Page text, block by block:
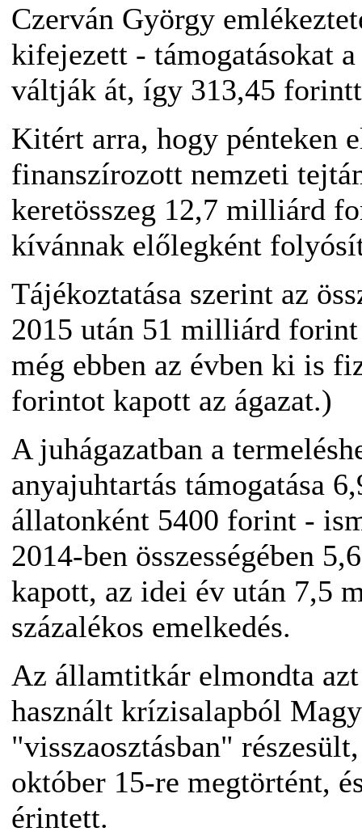
Czerván György
kifejezett - támogatásokat
váltják át, így 313,45
Kitért arra, hogy pénteken
finanszírozott nemzeti
keretösszeg 12,7 milliárd
kívánnak előlegként
Tájékoztatása szerint az
2015 után 51 milliárd
még ebben az évben ki is
forintot kapott az ágazat.)
A juhágazatban a
anyajuhtartás támogatása
állatonként 5400 forint -
2014-ben összességében
kapott, az idei év után 7,5
százalékos emelkedés.
Az államtitkár elmondta
használt krízisalapból
"visszaosztásban"
október 15-re megtörtént,
érintett.